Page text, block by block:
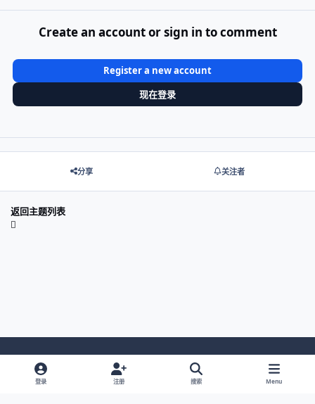
Create an account or sign in to comment
Register a new account
现在登录
分享 关注者
返回主题列表
Light ModeDark ModeSystem Preference
登录 注册 搜索 Menu